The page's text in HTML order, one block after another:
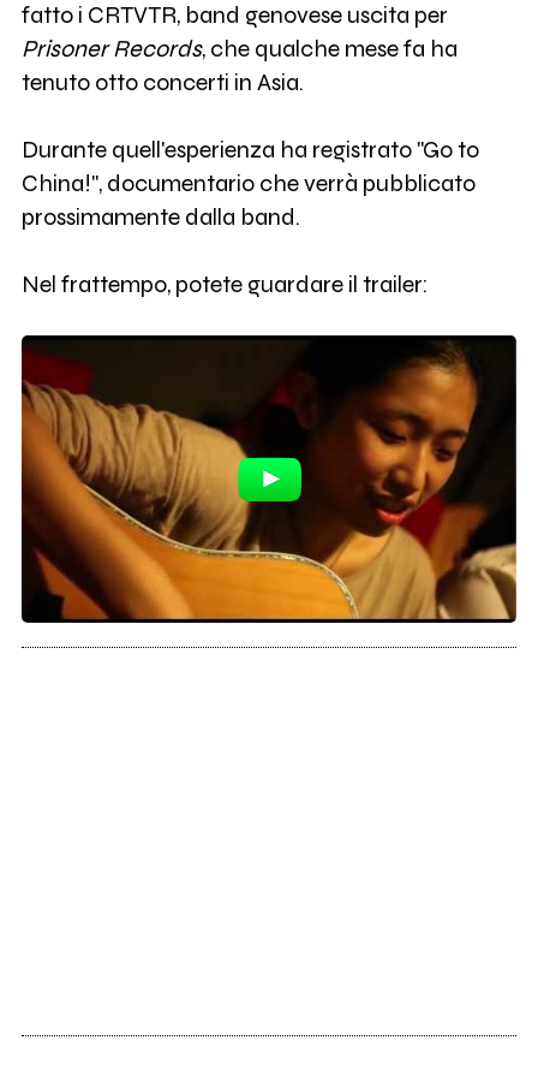
fatto i CRTVTR, band genovese uscita per
Prisoner Records, che qualche mese fa ha
tenuto otto concerti in Asia.
Durante quell'esperienza ha registrato "Go to
China!", documentario che verrà pubblicato
prossimamente dalla band.
Nel frattempo, potete guardare il trailer: